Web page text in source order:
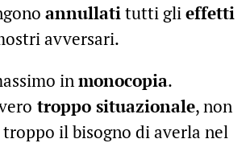
annullatitutti glieffetti
avversari.
inmonocopia.
troppo situazionale, non
troppo il bisogno di averla nel